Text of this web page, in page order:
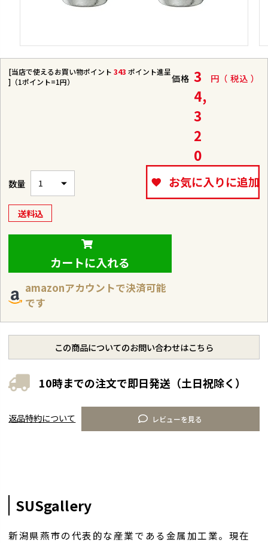
[当店で使えるお買い物ポイント 343 ポイント進呈
]（1ポイント=1円）
価格 3
4,
3
2
0
税込
送料込
お気に入りに追加
カートに入れる
amazonアカウントで決済可能
です
10時までの注文で即日発送（土日祝除く）
この商品についてのお問い合わせはこちら
レビューを見る
返品特約について
SUSgallery
新潟県燕市の代表的な産業である金属加工業。現在